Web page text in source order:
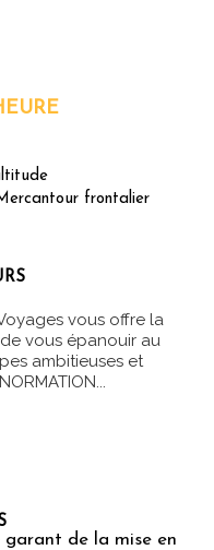
frontalier
vous offre la
vous épanouir au
ambitieuses et
de la mise en